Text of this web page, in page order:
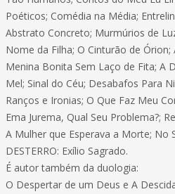
Poéticos; Comédia na Média;
Abstrato Concreto; Murmúrios de
Nome da Filha; O Cinturão de
Menina Bonita Sem Laço de Fita; A
Mel; Sinal do Céu; Desabafos Para
Ranços e Ironias; O Que Faz Meu
Ema Jurema, Qual Seu Problema?;
A Mulher que Esperava a Morte; No
DESTERRO: Exílio Sagrado.
É autor também da duologia:
O Despertar de um Deus e A